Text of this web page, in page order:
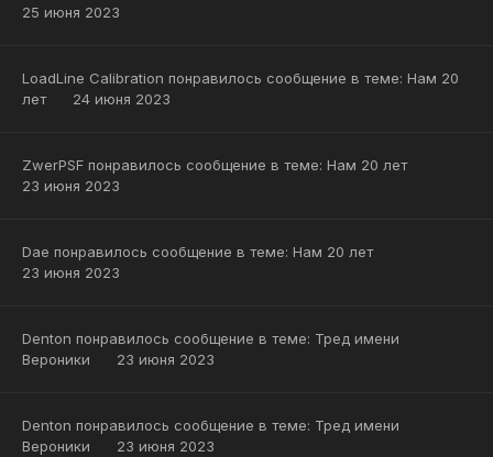
25 июня 2023
LoadLine Calibration понравилось сообщение в теме: Нам 20
лет
24 июня 2023
ZwerPSF понравилось сообщение в теме: Нам 20 лет
23 июня 2023
Dae понравилось сообщение в теме: Нам 20 лет
23 июня 2023
Denton понравилось сообщение в теме: Тред имени
Вероники
23 июня 2023
Denton понравилось сообщение в теме: Тред имени
Вероники
23 июня 2023